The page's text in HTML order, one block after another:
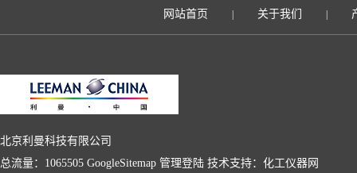
网站首页 关于我们
北京利曼科技有限公司
总流量：1065505 GoogleSitemap 管理登陆 技术支持： 化工仪器网